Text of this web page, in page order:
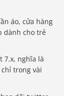
áo, cửa hàng
dành cho trẻ
7.x, nghĩa là
trong vài